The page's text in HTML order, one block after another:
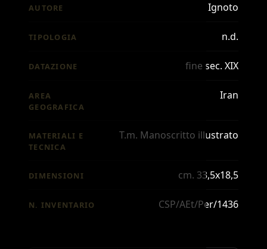
AUTORE Ignoto
TIPOLOGIA n.d.
DATAZIONE fine sec. XIX
AREA
GEOGRAFICA
Iran
MATERIALI E
TECNICA
T.m. Manoscritto illustrato
DIMENSIONI cm. 33,5x18,5
N. INVENTARIO CSP/AEt/Per/1436